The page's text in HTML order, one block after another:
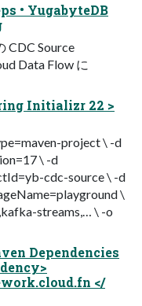
• YugabyteDB
CDC Source
Data Flow に
Initializr 22 >
project \ -d
\ -d
cdc-source \ -d
\
streams,… \ -o
Dependencies
</